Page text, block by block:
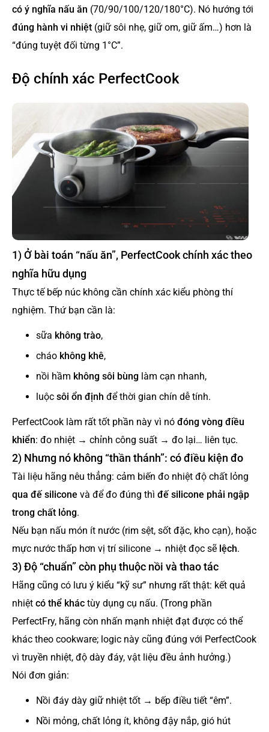
có ý nghĩa nấu ăn (70/90/100/120/180°C). Nó hướng tới
đúng hành vi nhiệt (giữ sôi nhẹ, giữ om, giữ ấm…) hơn là
“đúng tuyệt đối từng 1°C”.
Độ chính xác PerfectCook
1) Ở bài toán “nấu ăn”, PerfectCook chính xác theo
nghĩa hữu dụng
Thực tế bếp núc không cần chính xác kiểu phòng thí
nghiệm. Thứ bạn cần là:
sữa không trào,
cháo không khê,
nồi hầm không sôi bùng làm cạn nhanh,
luộc sôi ổn định để thời gian chín dễ tính.
PerfectCook làm rất tốt phần này vì nó đóng vòng điều
khiển: đo nhiệt → chỉnh công suất → đo lại… liên tục.
2) Nhưng nó không “thần thánh”: có điều kiện đo
Tài liệu hãng nêu thẳng: cảm biến đo nhiệt độ chất lỏng
qua đế silicone và để đo đúng thì đế silicone phải ngập
trong chất lỏng.
Nếu bạn nấu món ít nước (rim sệt, sốt đặc, kho cạn), hoặc
mực nước thấp hơn vị trí silicone → nhiệt đọc sẽ lệch.
3) Độ “chuẩn” còn phụ thuộc nồi và thao tác
Hãng cũng có lưu ý kiểu “kỹ sư” nhưng rất thật: kết quả
nhiệt có thể khác tùy dụng cụ nấu. (Trong phần
PerfectFry, hãng còn nhấn mạnh nhiệt đạt được có thể
khác theo cookware; logic này cũng đúng với PerfectCook
vì truyền nhiệt, độ dày đáy, vật liệu đều ảnh hưởng.)
Nói đơn giản:
Nồi đáy dày giữ nhiệt tốt → bếp điều tiết “êm”.
Nồi mỏng, chất lỏng ít, không đậy nắp, gió hút